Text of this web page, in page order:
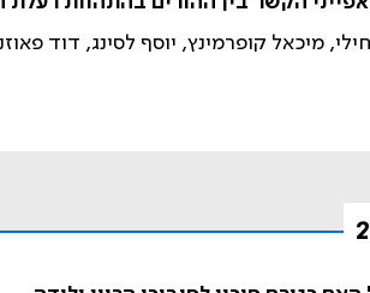
מיכאל קופרמינץ, יוסף לסינג, דוד